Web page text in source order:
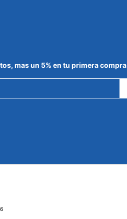
mas un 5% en tu primera compra